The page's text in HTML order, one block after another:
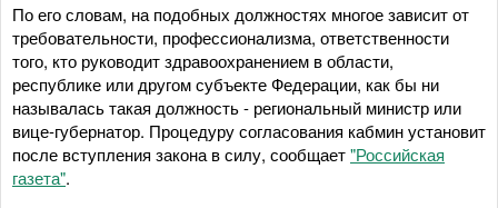
По его словам, на подобных должностях многое зависит от
требовательности, профессионализма, ответственности
того, кто руководит здравоохранением в области,
республике или другом субъекте Федерации, как бы ни
называлась такая должность - региональный министр или
вице-губернатор. Процедуру согласования кабмин установит
после вступления закона в силу, сообщает"Российская
газета".